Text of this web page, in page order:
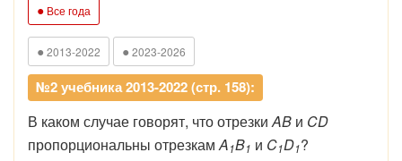
● Все года
● 2013-2022 ● 2023-2026
№2 учебника 2013-2022 (стр. 158):
В каком случае говорят, что отрезкиAB и CD
пропорциональны отрезкамA1B1 и C1D1?